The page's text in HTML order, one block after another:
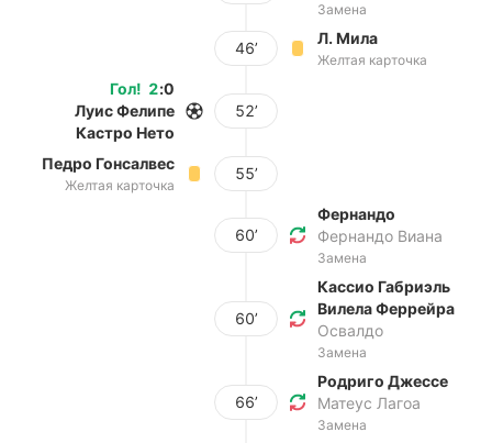
Замена
46’
Л. Мила
Желтая карточка
Гол! 2:0
Луис Фелипе
Кастро Нето
52’
Педро Гонсалвес
Желтая карточка
55’
60’
Фернандо
Фернандо Виана
Замена
60’
Кассио Габриэль
Вилела Феррейра
Освалдо
Замена
66’
Родриго Джессе
Матеус Лагоа
Замена